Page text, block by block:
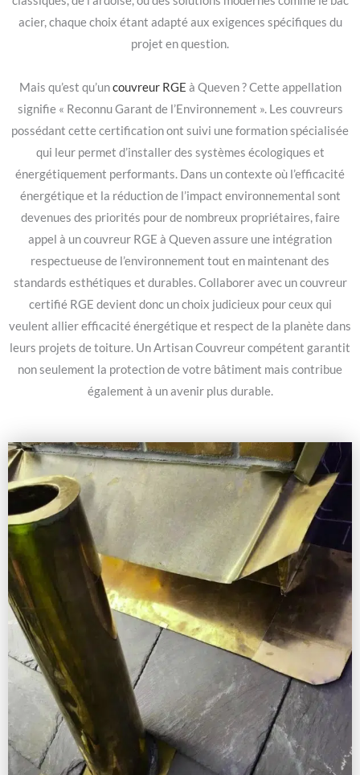
acier, chaque choix étant adapté aux exigences spécifiques du
projet en question.
Mais qu’est qu’uncouvreur RGE à Queven ? Cette appellation
signifie « Reconnu Garant de l’Environnement ». Les couvreurs
possédant cette certification ont suivi une formation spécialisée
qui leur permet d’installer des systèmes écologiques et
énergétiquement performants. Dans un contexte où l’efficacité
énergétique et la réduction de l’impact environnemental sont
devenues des priorités pour de nombreux propriétaires, faire
appel à un couvreur RGE à Queven assure une intégration
respectueuse de l’environnement tout en maintenant des
standards esthétiques et durables. Collaborer avec un couvreur
certifié RGE devient donc un choix judicieux pour ceux qui
veulent allier efficacité énergétique et respect de la planète dans
leurs projets de toiture. Un Artisan Couvreur compétent garantit
non seulement la protection de votre bâtiment mais contribue
également à un avenir plus durable.